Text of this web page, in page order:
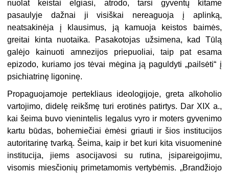
nuolat keistai elgiasi, atrodo, tarsi gyventų kitame
pasaulyje dažnai ji visiškai nereaguoja į aplinką,
neatsakinėja į klausimus, ją kamuoja keistos baimės,
greitai kinta nuotaika. Pasakotojas užsimena, kad Tūlą
galėjo kainuoti amnezijos priepuoliai, taip pat esama
epizodo, kuriamo jos tėvai mėgina ją paguldyti „pailsėti“ į
psichiatrinę ligoninę.
Propaguojamoje pertekliaus ideologijoje, greta alkoholio
vartojimo, didelę reikšmę turi erotinės patirtys. Dar XIX a.,
kai šeima buvo vienintelis legalus vyro ir moters gyvenimo
kartu būdas, bohemiečiai ėmėsi griauti ir šios institucijos
autoritarinę tvarką. Šeima, kaip ir bet kuri kita visuomeninė
institucija, jiems asocijavosi su rutina, įsipareigojimu,
visomis miesčionių primetamomis vertybėmis. „Brandžiojo